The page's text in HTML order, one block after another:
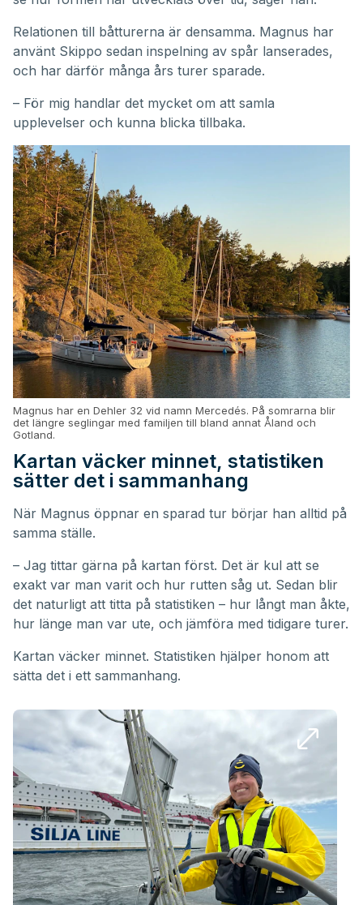
Relationen till båtturerna är densamma. Magnus har
använt Skippo sedan inspelning av spår lanserades,
och har därför många års turer sparade.
– För mig handlar det mycket om att samla
upplevelser och kunna blicka tillbaka.
Magnus har en Dehler 32 vid namn Mercedés. På somrarna blir
det längre seglingar med familjen till bland annat Åland och
Gotland.
Kartan väcker minnet, statistiken
sätter det i sammanhang
När Magnus öppnar en sparad tur börjar han alltid på
samma ställe.
– Jag tittar gärna på kartan först. Det är kul att se
exakt var man varit och hur rutten såg ut. Sedan blir
det naturligt att titta på statistiken – hur långt man åkte,
hur länge man var ute, och jämföra med tidigare turer.
Kartan väcker minnet. Statistiken hjälper honom att
sätta det i ett sammanhang.